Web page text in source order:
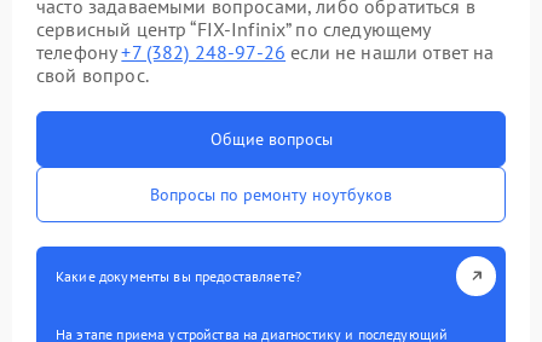
часто задаваемыми вопросами, либо обратиться в
сервисный центр “FIX-Infinix” по следующему
телефону+7 (382) 248-97-26 если не нашли ответ на
свой вопрос.
Общие вопросы
Вопросы по ремонту ноутбуков
Какие документы вы предоставляете?
На этапе приема устройства на диагностику и последующий